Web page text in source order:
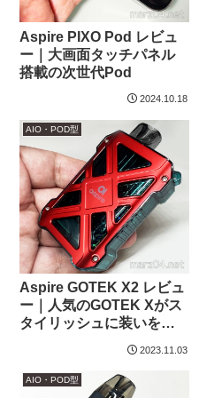
Aspire PIXO Pod レビュ
ー｜大画面タッチパネル
搭載の次世代Pod
2024.10.18
AIO・POD型
Aspire GOTEK X2 レビュ
ー｜人気のGOTEK Xがス
タイリッシュに装いを変
2023.11.03
AIO・POD型